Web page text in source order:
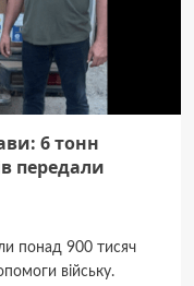
6 тонн
передали
понад 900 тисяч
війську.